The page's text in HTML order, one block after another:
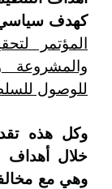
كهدف سياسي
المؤتمر
والمشروعة
للوصول
وكل هذه
خلال أهداف
وهي مع